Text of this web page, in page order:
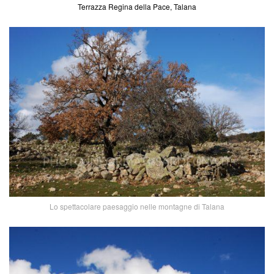
Terrazza Regina della Pace, Talana
Lo spettacolare paesaggio nelle montagne di Talana